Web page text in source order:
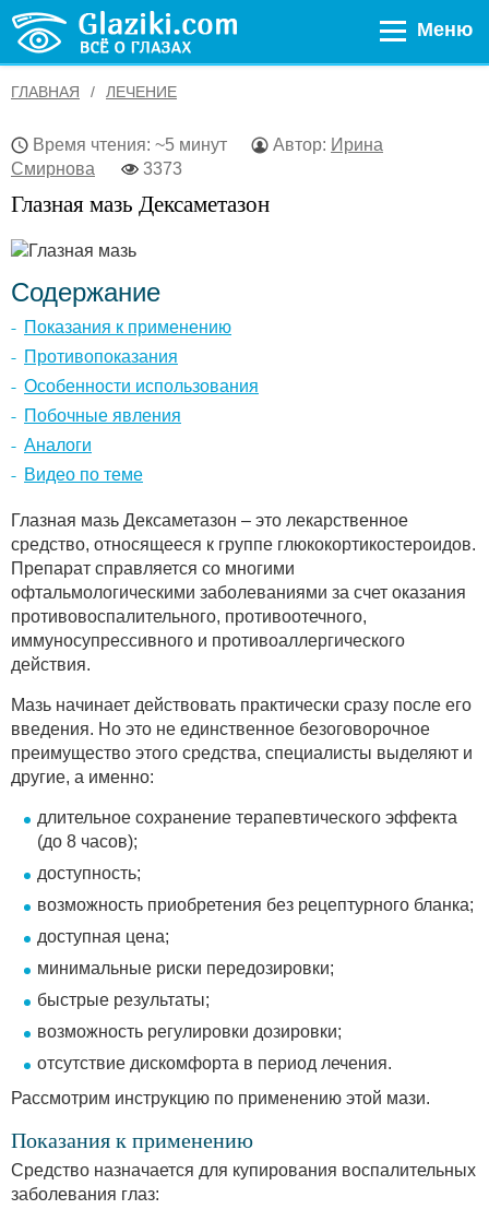
Меню
ГЛАВНАЯ ЛЕЧЕНИЕ
Время чтения: ~5 минут Автор: Ирина
Смирнова
3373
Глазная мазь Дексаметазон
Содержание
Показания к применению
Противопоказания
Особенности использования
Побочные явления
Аналоги
Видео по теме
Глазная мазь Дексаметазон – это лекарственное
средство, относящееся к группе глюкокортикостероидов.
Препарат справляется со многими
офтальмологическими заболеваниями за счет оказания
противовоспалительного, противоотечного,
иммуносупрессивного и противоаллергического
действия.
Мазь начинает действовать практически сразу после его
введения. Но это не единственное безоговорочное
преимущество этого средства, специалисты выделяют и
другие, а именно:
длительное сохранение терапевтического эффекта
(до 8 часов);
доступность;
возможность приобретения без рецептурного бланка;
доступная цена;
минимальные риски передозировки;
быстрые результаты;
возможность регулировки дозировки;
отсутствие дискомфорта в период лечения.
Рассмотрим инструкцию по применению этой мази.
Показания к применению
Средство назначается для купирования воспалительных
заболевания глаз: